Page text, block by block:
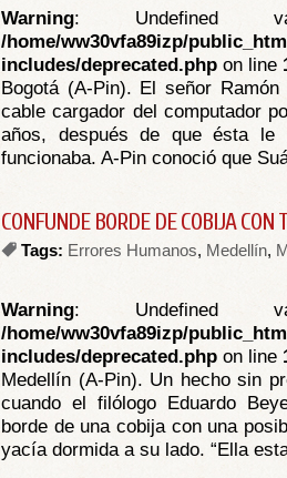
Warning: Undefined
/home/ww30vfa89izp/
includes/deprecated.php on line
Bogotá (A-Pin). El señor
cable cargador del computador
años, después de que ésta le
funcionaba. A-Pin conoció que
CONFUNDE BORDE DE COBIJA CON
Tags: Errores Humanos, Medellín,
Warning: Undefined
/home/ww30vfa89izp/
includes/deprecated.php on line
Medellín (A-Pin). Un hecho sin
cuando el filólogo Eduardo
borde de una cobija con una
yacía dormida a su lado. “Ella